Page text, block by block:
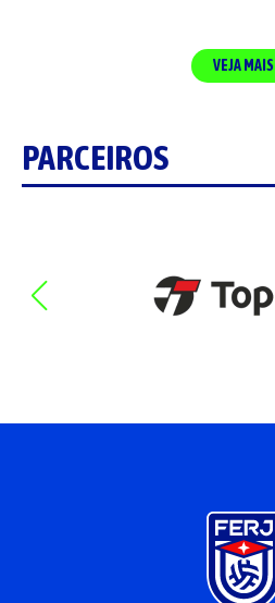
VEJA MAIS
PARCEIROS